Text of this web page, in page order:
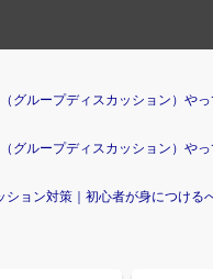
グループディスカッション）や
グループディスカッション）や
ション対策｜初心者が身につける